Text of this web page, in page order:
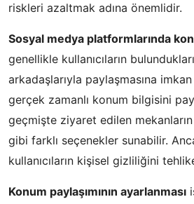
riskleri azaltmak adına önemlidir.
Sosyal medya platformlarında
genellikle kullanıcıların
arkadaşlarıyla paylaşmasına
gerçek zamanlı konum bilgisini
geçmişte ziyaret edilen mekanların
gibi farklı seçenekler sunabilir.
kullanıcıların kişisel gizliliğini
Konum paylaşımının ayarlanması